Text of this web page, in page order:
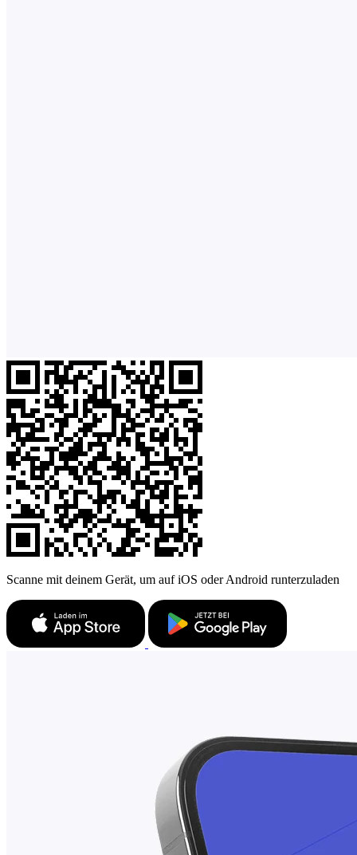
Scanne mit deinem Gerät, um auf iOS oder Android runterzuladen